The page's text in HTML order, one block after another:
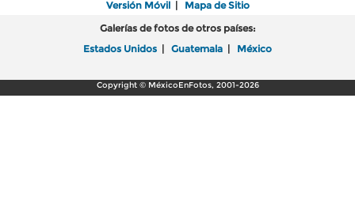
Versión Móvil| Mapa de Sitio
Galerías de fotos de otros países:
Estados Unidos | Guatemala | México
Copyright © MéxicoEnFotos, 2001-2026